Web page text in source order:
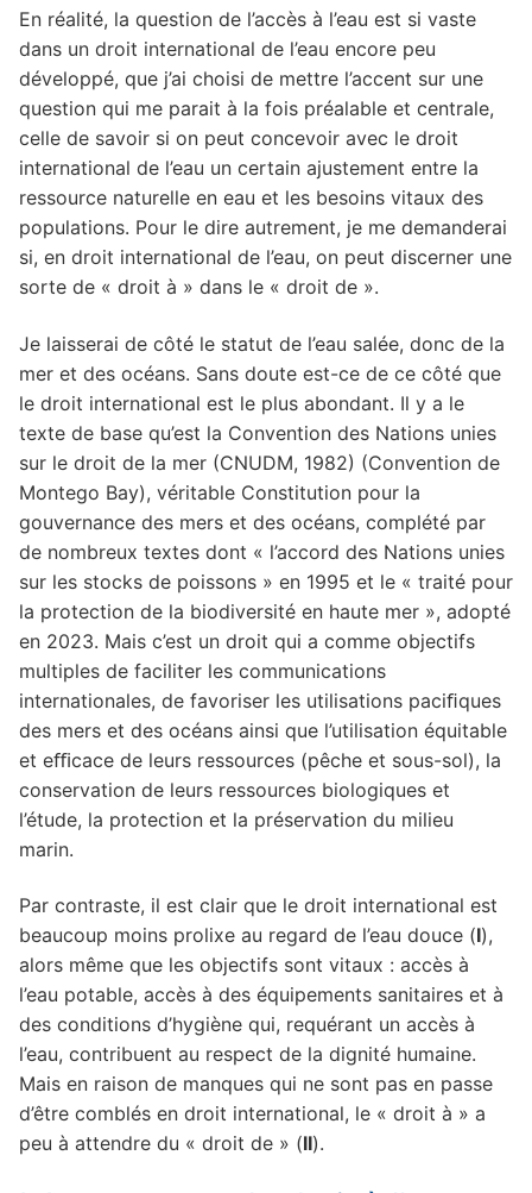
Liste des membres de l’observatoire
Rencontres de l’observatoire
Brèves
L’eau : enjeux et perspectives
L’eau : enjeux et perspectives. Propos
introductifs
En droit international de l’eau : Y a-t-il un « droit
à » dans le « droit de » ?
La gestion de l’eau par les personnes publiques.
Prévention et gestion des risques hydrologiques
à l’aune de la recomposition des compétences en
droit administratif
Autour d’un auteur
Portraits des membres du CERC
Les dialogues du CERC
Droit administratif – Contentieux administratif
Droit animalier
Droit de l’environnement
Droit des affaires
Droit des contrats
Droit des étrangers
Droit pénal
Entreprises et sûretés
Intelligence artificielle et robots
Justice
Mer
Procédure pénale
Protection des mineurs – Droit pénal des mineurs
Thèses
Thèses en cours
Thèses soutenues
En réalité, la question de l’accès à l’eau est si vaste
dans un droit international de l’eau encore peu
développé, que j’ai choisi de mettre l’accent sur une
question qui me parait à la fois préalable et centrale,
celle de savoir si on peut concevoir avec le droit
international de l’eau un certain ajustement entre la
ressource naturelle en eau et les besoins vitaux des
populations. Pour le dire autrement, je me demanderai
si, en droit international de l’eau, on peut discerner une
sorte de « droit à » dans le « droit de ».
Je laisserai de côté le statut de l’eau salée, donc de la
mer et des océans. Sans doute est-ce de ce côté que
le droit international est le plus abondant. Il y a le
texte de base qu’est la Convention des Nations unies
sur le droit de la mer (CNUDM, 1982) (Convention de
Montego Bay), véritable Constitution pour la
gouvernance des mers et des océans, complété par
de nombreux textes dont « l’accord des Nations unies
sur les stocks de poissons » en 1995 et le « traité pour
la protection de la biodiversité en haute mer », adopté
en 2023. Mais c’est un droit qui a comme objectifs
multiples de faciliter les communications
internationales, de favoriser les utilisations paciﬁques
des mers et des océans ainsi que l’utilisation équitable
et eﬃcace de leurs ressources (pêche et sous-sol), la
conservation de leurs ressources biologiques et
l’étude, la protection et la préservation du milieu
marin.
Par contraste, il est clair que le droit international est
beaucoup moins prolixe au regard de l’eau douce (I),
alors même que les objectifs sont vitaux : accès à
l’eau potable, accès à des équipements sanitaires et à
des conditions d’hygiène qui, requérant un accès à
l’eau, contribuent au respect de la dignité humaine.
Mais en raison de manques qui ne sont pas en passe
d’être comblés en droit international, le « droit à » a
peu à attendre du « droit de » (II).